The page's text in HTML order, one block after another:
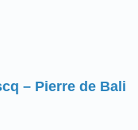
– Pierre de Bali